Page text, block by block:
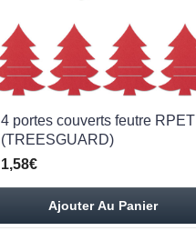
4 portes couverts feutre RPET
(TREESGUARD)
1,58€
Ajouter Au Panier